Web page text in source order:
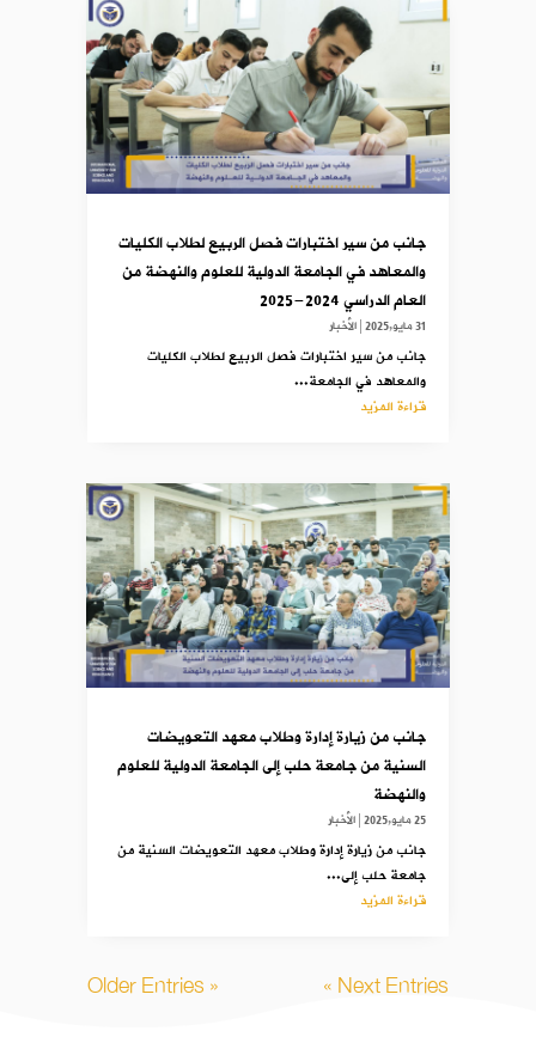
جانب من سير اختبارات فصل الربيع لطلاب الكليات
والمعاهد في الجامعة الدولية للعلوم والنهضة من
العام الدراسي 2024-2025
31 مايو,2025 |الأخبار
جانب من سير اختبارات فصل الربيع لطلاب الكليات
والمعاهد في الجامعة...
قراءة المزيد
جانب من زيارة إدارة وطلاب معهد التعويضات
السنية من جامعة حلب إلى الجامعة الدولية للعلوم
والنهضة
25 مايو,2025 |الأخبار
جانب من زيارة إدارة وطلاب معهد التعويضات السنية من
جامعة حلب إلى...
قراءة المزيد
« Older Entries Next Entries »